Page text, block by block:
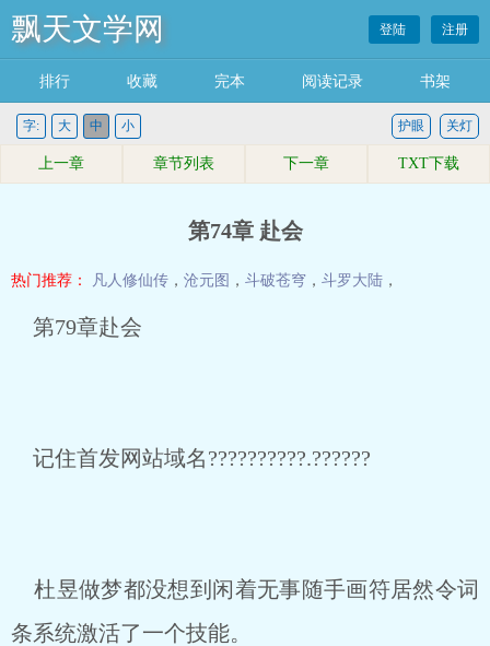
飘天文学网 登陆 注册
排行 收藏 完本 阅读记录 书架
字: 大 中 小 关灯
护眼
上一章 章节列表 下一章 TXT下载
第74章 赴会
热门推荐： 凡人修仙传 ， 沧元图 ， 斗破苍穹 ， 斗罗大陆 ，
第79章赴会
记住首发网站域名??????????.??????
杜昱做梦都没想到闲着无事随手画符居然令词
条系统激活了一个技能。